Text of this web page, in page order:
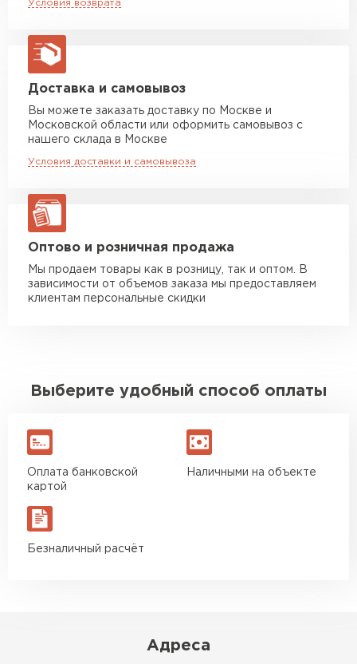
макс. длина груза 13,5 м
Манипулятор до 5 тн
макс. длина груза 6 м
Манипулятор до 10 тн
макс. длина груза 8 м
Манипулятор до 20 тн
Условия возврата
Доставка и самовывоз
Вы можете заказать доставку по Москве и
Московской области или оформить самовывоз с
нашего склада в Москве
Условия доставки и самовывоза
Оптово и розничная продажа
Мы продаем товары как в розницу, так и оптом. В
зависимости от объемов заказа мы предоставляем
клиентам персональные скидки
Выберите удобный способ оплаты
Оплата банковской
картой
Наличными на объекте
Безналичный расчёт
Адреса